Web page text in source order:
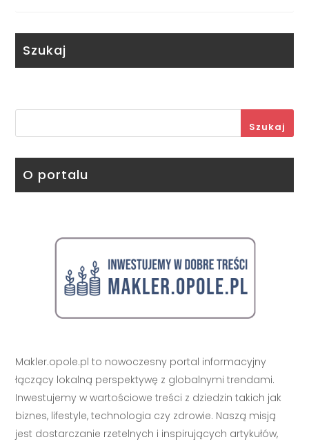
Szukaj
Szukaj
O portalu
Makler.opole.pl to nowoczesny portal informacyjny
łączący lokalną perspektywę z globalnymi trendami.
Inwestujemy w wartościowe treści z dziedzin takich jak
biznes, lifestyle, technologia czy zdrowie. Naszą misją
jest dostarczanie rzetelnych i inspirujących artykułów,